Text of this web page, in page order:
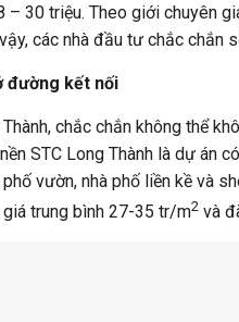
– 30 triệu. Theo giới chuyên
các nhà đầu tư chắc chắn
đường kết nối
chắc chắn không thể
STC Long Thành là dự án
vườn, nhà phố liền kề và
trung bình 27-35 tr/m2 và